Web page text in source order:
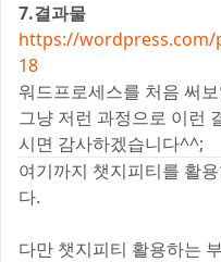
7.결과물
https://
18
워드프로세스를 처음 써
그냥 저런 과정으로 이런
시면 감사하겠습니다^^;
여기까지 챗지피티를 활
다.
다만 챗지피티 활용하는